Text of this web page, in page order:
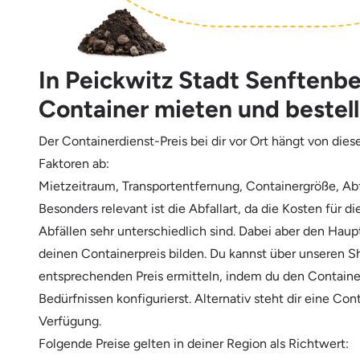
In Peickwitz Stadt
Container mieten und
Der Containerdienst-Preis bei dir vor Ort hängt von
Faktoren ab:
Mietzeitraum, Transportentfernung, Containergröße,
Besonders relevant ist die Abfallart, da die Kosten für
Abfällen sehr unterschiedlich sind. Dabei aber den
deinen Containerpreis bilden. Du kannst über unseren
entsprechenden Preis ermitteln, indem du den
Bedürfnissen konfigurierst. Alternativ steht dir eine
Verfügung.
Folgende Preise gelten in deiner Region als Richtwert: